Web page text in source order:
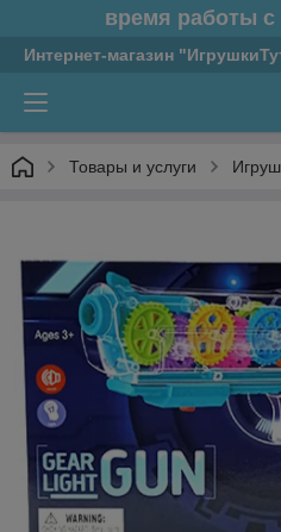
время работы с
Интернет-магазин
Товары и услуги